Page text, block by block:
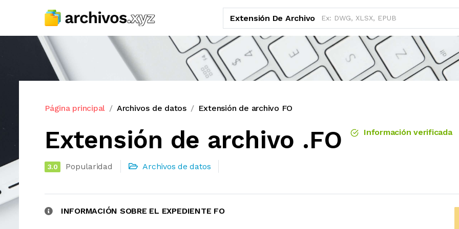
Extensión De Archivo
Página principal Archivos de datos Extensión de archivo FO
Extensión de archivo .FO Información verificada
3.0 Popularidad Archivos de datos
INFORMACIÓN SOBRE EL EXPEDIENTE FO